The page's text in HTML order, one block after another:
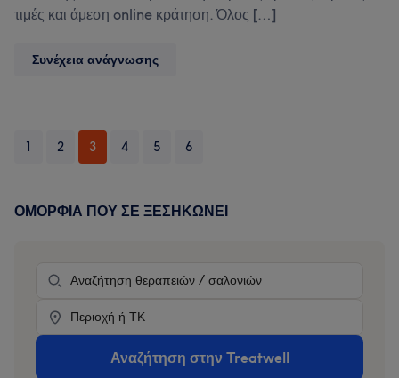
τιμές και άμεση online κράτηση. Όλος […]
Συνέχεια ανάγνωσηςΟ
ραντεβού
παραλιακή
μέχρι
τις
1 2 3 4 5 6
Primary
ΟΜΟΡΦΙΆ ΠΟΥ ΣΕ ΞΕΣΗΚΏΝΕΙ
Αναζήτηση στην Treatwell